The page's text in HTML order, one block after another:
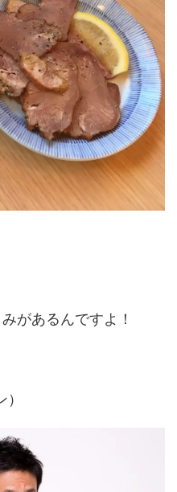
があるんですよ！